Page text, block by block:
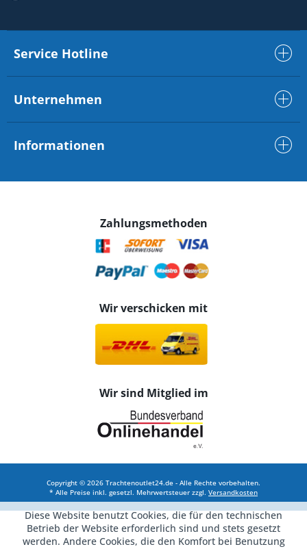
Service Hotline
Unternehmen
Informationen
Zahlungsmethoden
Wir verschicken mit
Wir sind Mitglied im
Copyright © 2026 Trachtenoutlet24.de - Alle Rechte vorbehalten.
* Alle Preise inkl. gesetzl. Mehrwertsteuer zzgl. Versandkosten
Diese Website benutzt Cookies, die für den technischen
Betrieb der Website erforderlich sind und stets gesetzt
werden. Andere Cookies, die den Komfort bei Benutzung